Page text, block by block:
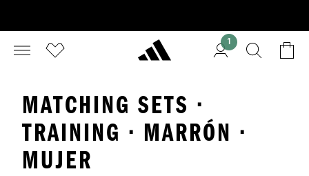
1
MATCHING SETS ·
TRAINING · MARRÓN ·
MUJER